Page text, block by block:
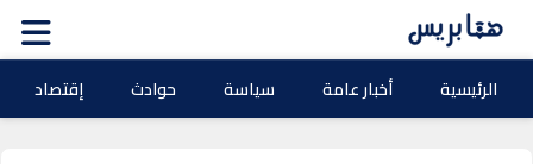
الرئيسية أخبار عامة سياسة حوادث إقتصاد